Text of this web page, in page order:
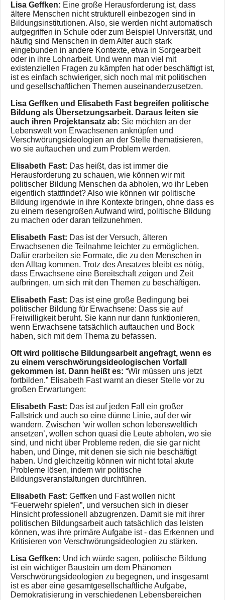
Lisa Geffken: Eine große Herausforderung ist, dass
ältere Menschen nicht strukturell einbezogen sind in
Bildungsinstitutionen. Also, sie werden nicht automatisch
aufgegriffen in Schule oder zum Beispiel Universität, und
häufig sind Menschen in dem Alter auch stark
eingebunden in andere Kontexte, etwa in Sorgearbeit
oder in ihre Lohnarbeit. Und wenn man viel mit
existenziellen Fragen zu kämpfen hat oder beschäftigt ist,
ist es einfach schwieriger, sich noch mal mit politischen
und gesellschaftlichen Themen auseinanderzusetzen.
Lisa Geffken und Elisabeth Fast begreifen politische
Bildung als Übersetzungsarbeit. Daraus leiten sie
auch ihren Projektansatz ab: Sie möchten an der
Lebenswelt von Erwachsenen anknüpfen und
Verschwörungsideologien an der Stelle thematisieren,
wo sie auftauchen und zum Problem werden.
Elisabeth Fast: Das heißt, das ist immer die
Herausforderung zu schauen, wie können wir mit
politischer Bildung Menschen da abholen, wo ihr Leben
eigentlich stattfindet? Also wie können wir politische
Bildung irgendwie in ihre Kontexte bringen, ohne dass es
zu einem riesengroßen Aufwand wird, politische Bildung
zu machen oder daran teilzunehmen.
Elisabeth Fast: Das ist der Versuch, älteren
Erwachsenen die Teilnahme leichter zu ermöglichen.
Dafür erarbeiten sie Formate, die zu den Menschen in
den Alltag kommen. Trotz des Ansatzes bleibt es nötig,
dass Erwachsene eine Bereitschaft zeigen und Zeit
aufbringen, um sich mit den Themen zu beschäftigen.
Elisabeth Fast: Das ist eine große Bedingung bei
politischer Bildung für Erwachsene: Dass sie auf
Freiwilligkeit beruht. Sie kann nur dann funktionieren,
wenn Erwachsene tatsächlich auftauchen und Bock
haben, sich mit dem Thema zu befassen.
Oft wird politische Bildungsarbeit angefragt, wenn es
zu einem verschwörungsideologischen Vorfall
gekommen ist. Dann heißt es: “Wir müssen uns jetzt
fortbilden.” Elisabeth Fast warnt an dieser Stelle vor zu
großen Erwartungen:
Elisabeth Fast: Das ist auf jeden Fall ein großer
Fallstrick und auch so eine dünne Linie, auf der wir
wandern. Zwischen ‘wir wollen schon lebensweltlich
ansetzen’, wollen schon quasi die Leute abholen, wo sie
sind, und nicht über Probleme reden, die sie gar nicht
haben, und Dinge, mit denen sie sich nie beschäftigt
haben. Und gleichzeitig können wir nicht total akute
Probleme lösen, indem wir politische
Bildungsveranstaltungen durchführen.
Elisabeth Fast: Geffken und Fast wollen nicht
“Feuerwehr spielen”, und versuchen sich in dieser
Hinsicht professionell abzugrenzen. Damit sie mit ihrer
politischen Bildungsarbeit auch tatsächlich das leisten
können, was ihre primäre Aufgabe ist - das Erkennen und
Kritisieren von Verschwörungsideologien zu stärken.
Lisa Geffken: Und ich würde sagen, politische Bildung
ist ein wichtiger Baustein um dem Phänomen
Verschwörungsideologien zu begegnen, und insgesamt
ist es aber eine gesamtgesellschaftliche Aufgabe,
Demokratisierung in verschiedenen Lebensbereichen